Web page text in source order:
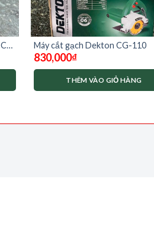
Máy cắt gạch Dekton CG-110
830,000₫
THÊM VÀO GIỎ HÀNG